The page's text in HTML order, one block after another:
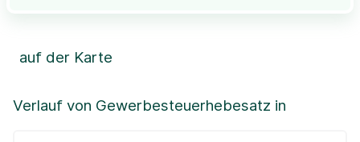
Verlauf von Gewerbesteuerhebesatz in
auf der Karte
+
Leaflet|©OpenStreetMap, ©CartoDB,